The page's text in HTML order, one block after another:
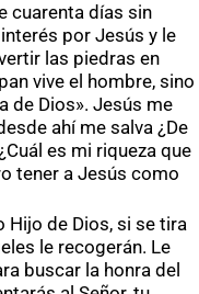
cuarenta días sin
por Jesús y le
las piedras en
vive el hombre, sino
de Dios». Jesús me
ahí me salva ¿De
es mi riqueza que
tener a Jesús como
Hijo de Dios, si se tira
le recogerán. Le
buscar la honra del